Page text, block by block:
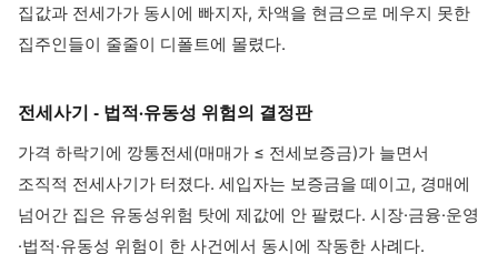
집값과 전세가가 동시에 빠지자, 차액을 현금으로 메우지 못한
집주인들이 줄줄이 디폴트에 몰렸다.
전세사기 - 법적·유동성 위험의 결정판
가격 하락기에 깡통전세(매매가 ≤ 전세보증금)가 늘면서
조직적 전세사기가 터졌다. 세입자는 보증금을 떼이고, 경매에
넘어간 집은 유동성위험 탓에 제값에 안 팔렸다. 시장·금융·운영
·법적·유동성 위험이 한 사건에서 동시에 작동한 사례다.